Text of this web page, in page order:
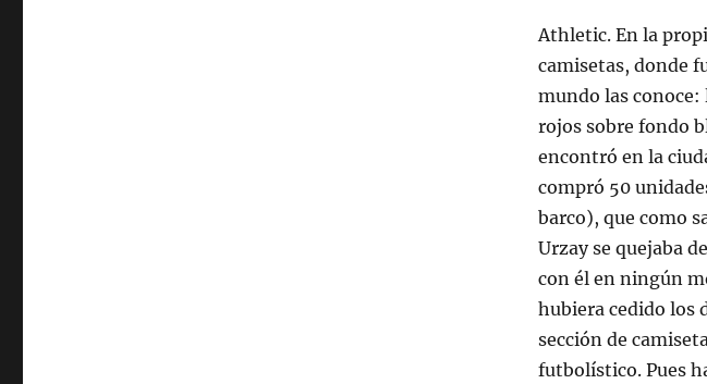
Athletic. En la
camisetas, donde
mundo las conoce:
rojos sobre fondo
encontró en la
compró 50
barco), que como
Urzay se quejaba
con él en ningún
hubiera cedido los
sección de
futbolístico. Pues